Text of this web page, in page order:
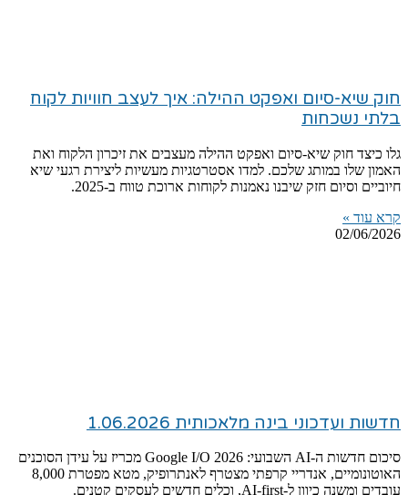
חוק שיא-סיום ואפקט ההילה: איך לעצב חוויות לקוח
בלתי נשכחות
גלו כיצד חוק שיא-סיום ואפקט ההילה מעצבים את זיכרון הלקוח ואת
האמון שלו במותג שלכם. למדו אסטרטגיות מעשיות ליצירת רגעי שיא
חיוביים וסיום חזק שיבנו נאמנות לקוחות ארוכת טווח ב-2025.
קרא עוד »
02/06/2026
חדשות ועדכוני בינה מלאכותית 1.06.2026
סיכום חדשות ה-AI השבועי: Google I/O 2026 מכריז על עידן הסוכנים
האוטונומיים, אנדריי קרפתי מצטרף לאנתרופיק, מטא מפטרת 8,000
עובדים ומשנה כיוון ל-AI-first, וכלים חדשים לעסקים קטנים.